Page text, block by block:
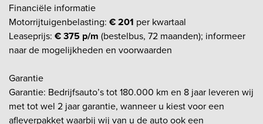
Financiële informatie
Motorrijtuigenbelasting: € 201 per kwartaal
Leaseprijs: € 375 p/m (bestelbus, 72 maanden); informeer
naar de mogelijkheden en voorwaarden
Garantie
Garantie: Bedrijfsauto’s tot 180.000 km en 8 jaar leveren wij
met tot wel 2 jaar garantie, wanneer u kiest voor een
afleverpakket waarbij wij van u de auto ook een